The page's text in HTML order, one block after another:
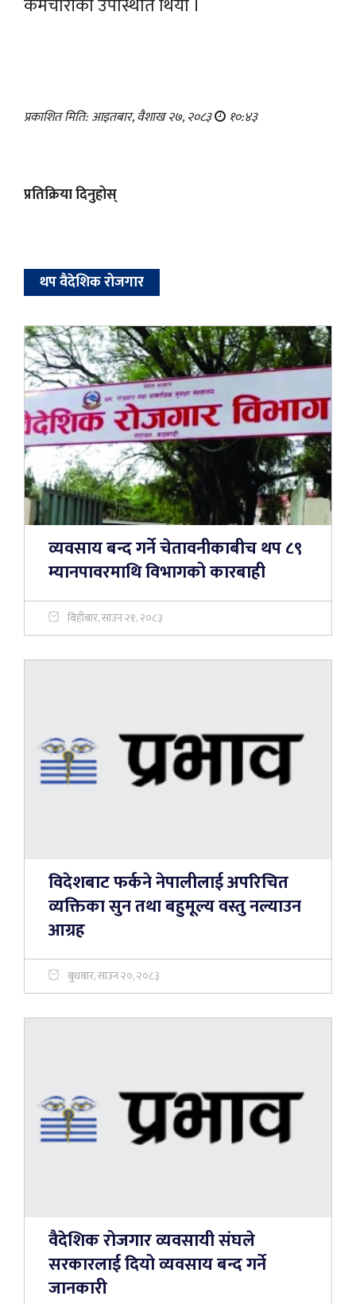
प्रकाशित मिति: आइतबार, वैशाख २७, २०८३ १०:४३
प्रतिक्रिया दिनुहोस्
थप वैदेशिक रोजगार
व्यवसाय बन्द गर्ने चेतावनीकाबीच थप ८९
म्यानपावरमाथि विभागको कारबाही
बिहीबार, साउन २१, २०८३
विदेशबाट फर्कने नेपालीलाई अपरिचित
व्यक्तिका सुन तथा बहुमूल्य वस्तु नल्याउन
आग्रह
बुधबार, साउन २०, २०८३
वैदेशिक रोजगार व्यवसायी संघले
सरकारलाई दियो व्यवसाय बन्द गर्ने
जानकारी